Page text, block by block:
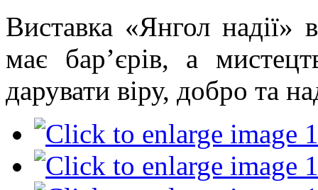
Виставка «Янгол надії»
має бар’єрів, а
дарувати віру, добро та